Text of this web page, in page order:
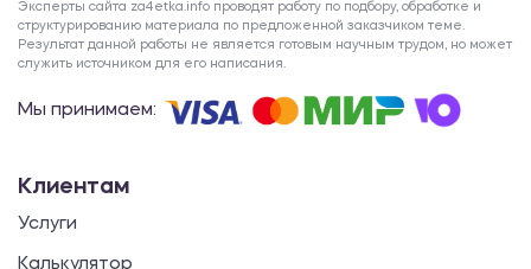
Эксперты сайта za4etka.info проводят работу по подбору, обработке и
структурированию материала по предложенной заказчиком теме.
Результат данной работы не является готовым научным трудом, но может
служить источником для его написания.
Мы принимаем:
Клиентам
Услуги
Калькулятор